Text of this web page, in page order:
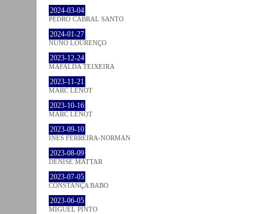
2024-03-04
PEDRO CABRAL SANTO
2024-01-27
NUNO LOURENÇO
2023-12-24
MAFALDA TEIXEIRA
2023-11-21
MARC LENOT
2023-10-16
MARC LENOT
2023-09-10
INÊS FERREIRA-NORMAN
2023-08-09
DENISE MATTAR
2023-07-05
CONSTANÇA BABO
2023-06-05
MIGUEL PINTO